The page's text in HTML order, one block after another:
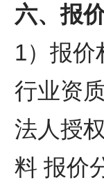
六、报
1）报价
行业资
法人授
料 报价